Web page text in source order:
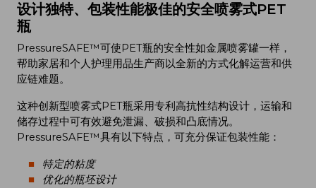
设计独特、包装性能极佳的安全喷雾式PET
瓶
PressureSAFE™可使PET瓶的安全性如金属喷雾罐一样，
帮助家居和个人护理用品生产商以全新的方式化解运营和供
应链难题。
这种创新型喷雾式PET瓶采用专利高抗性结构设计，运输和
储存过程中可有效避免泄漏、破损和凸底情况。
PressureSAFE™具有以下特点，可充分保证包装性能：
特定的粘度
优化的瓶坯设计